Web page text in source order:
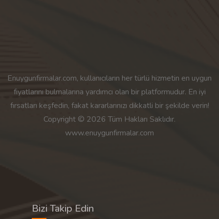
Enuygunfirmalar.com, kullanıcıların her türlü hizmetin en uygun
fiyatlarını bulmalarına yardımcı olan bir platformudur. En iyi
fırsatları keşfedin, fakat kararlarınızı dikkatli bir şekilde verin!
Copyright © 2026 Tüm Hakları Saklıdır.
www.enuygunfirmalar.com
Bizi Takip Edin